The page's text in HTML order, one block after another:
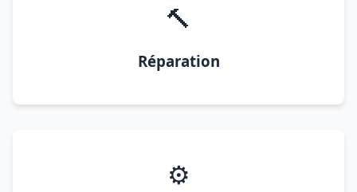
🔨
Réparation
⚙️